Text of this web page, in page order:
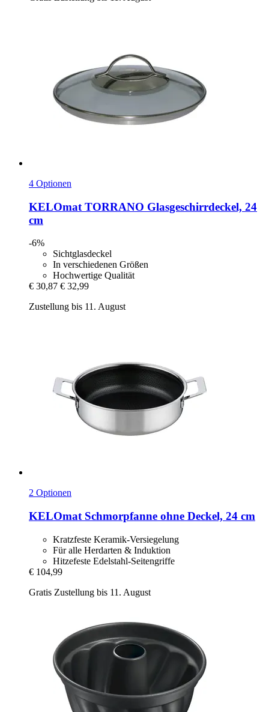
4 Optionen
KELOmat TORRANO Glasgeschirrdeckel, 24
cm
-6%
Sichtglasdeckel
In verschiedenen Größen
Hochwertige Qualität
€ 30,87 € 32,99
Zustellung bis 11. August
2 Optionen
KELOmat Schmorpfanne ohne Deckel, 24 cm
Kratzfeste Keramik-Versiegelung
Für alle Herdarten & Induktion
Hitzefeste Edelstahl-Seitengriffe
€ 104,99
Gratis Zustellung bis 11. August